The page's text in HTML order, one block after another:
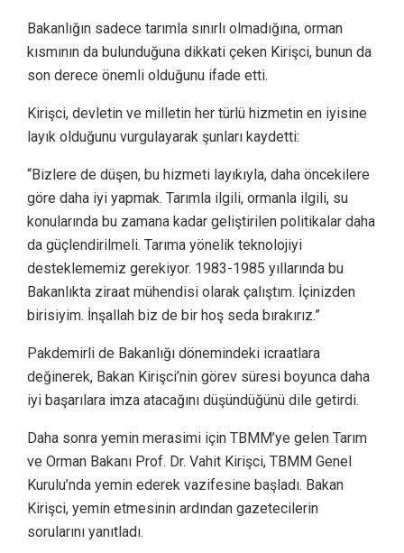
Bakanlığın sadece tarımla sınırlı olmadığına, orman
kısmının da bulunduğuna dikkati çeken Kirişci, bunun da
son derece önemli olduğunu ifade etti.
Kirişci, devletin ve milletin her türlü hizmetin en iyisine
layık olduğunu vurgulayarak şunları kaydetti:
“Bizlere de düşen, bu hizmeti layıkıyla, daha öncekilere
göre daha iyi yapmak. Tarımla ilgili, ormanla ilgili, su
konularında bu zamana kadar geliştirilen politikalar daha
da güçlendirilmeli. Tarıma yönelik teknolojiyi
desteklememiz gerekiyor. 1983-1985 yıllarında bu
Bakanlıkta ziraat mühendisi olarak çalıştım. İçinizden
birisiyim. İnşallah biz de bir hoş seda bırakırız.”
Pakdemirli de Bakanlığı dönemindeki icraatlara
değinerek, Bakan Kirişci’nin görev süresi boyunca daha
iyi başarılara imza atacağını düşündüğünü dile getirdi.
Daha sonra yemin merasimi için TBMM’ye gelen Tarım
ve Orman Bakanı Prof. Dr. Vahit Kirişci, TBMM Genel
Kurulu’nda yemin ederek vazifesine başladı. Bakan
Kirişci, yemin etmesinin ardından gazetecilerin
sorularını yanıtladı.